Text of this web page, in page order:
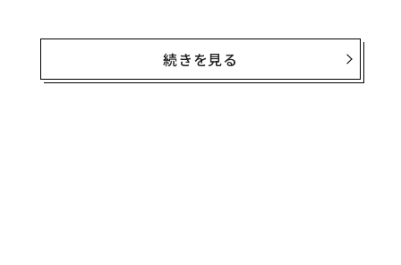
エージェントが有用ではないからではない。有用であ
続きを見る